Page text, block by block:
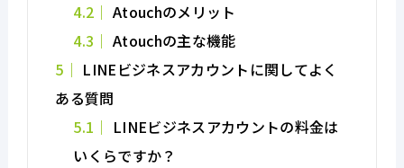
4.2
Atouchのメリット
4.3
Atouchの主な機能
5
LINEビジネスアカウントに関してよく
ある質問
5.1
LINEビジネスアカウントの料金は
いくらですか？